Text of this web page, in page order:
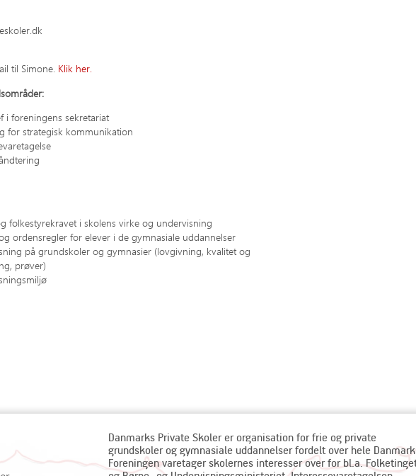
til Simone. Klik her.
i foreningens sekretariat
for strategisk kommunikation
folkestyrekravet i skolens virke og undervisning
ordensregler for elever i de gymnasiale uddannelser
på grundskoler og gymnasier (lovgivning, kvalitet og
prøver)
Danmarks Private Skoler er organisation for frie og private
grundskoler og gymnasiale uddannelser fordelt over hele
Foreningen varetager skolernes interesser over for bl.a.